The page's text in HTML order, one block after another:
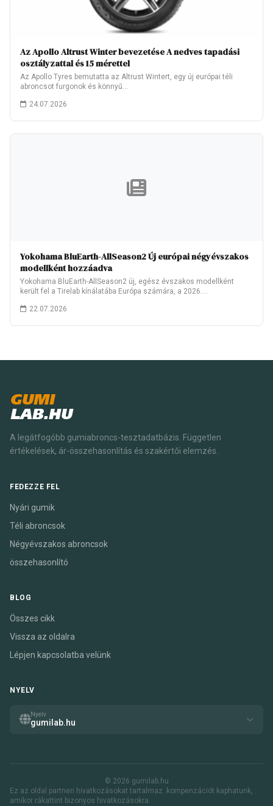
Az Apollo Altrust Winter bevezetése A nedves tapadási
osztályzattal és 15 mérettel
Az Apollo Tyres bemutatta az Altrust Wintert, egy új európai téli
abroncsot furgonok és könnyű…
24.07.2026
Yokohama BluEarth-AllSeason2 Új európai négyévszakos
modellként hozzáadva
Yokohama BluEarth-AllSeason2 új, egész évszakos modellként
került fel a Tirelab kínálatába Európa számára, a 2026.…
22.07.2026
GUMI
LAB.HU
A legátfogóbb gumiabroncs-tesztadatbázis. Független
értékelések, ár-összehasonlítás és szakértői elemzés.
FEDEZZE FEL
Nyári gumik
Téli abroncsok
Négyévszakos abroncsok
összehasonlító
BLOG
Összes cikk
Vissza az oldalra
Lépjen kapcsolatba velünk
NYELV
Nyelv
gumilab.hu
© 2026 gumilab.hu
Ez az oldal partneri hivatkozásokat tartalmaz. kompenzációt kaphatunk,
amikor rákattint bizonyos hivatkozásokra.